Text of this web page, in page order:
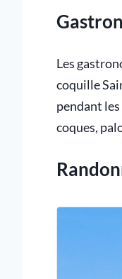
Les
coquille
pendant
coques,